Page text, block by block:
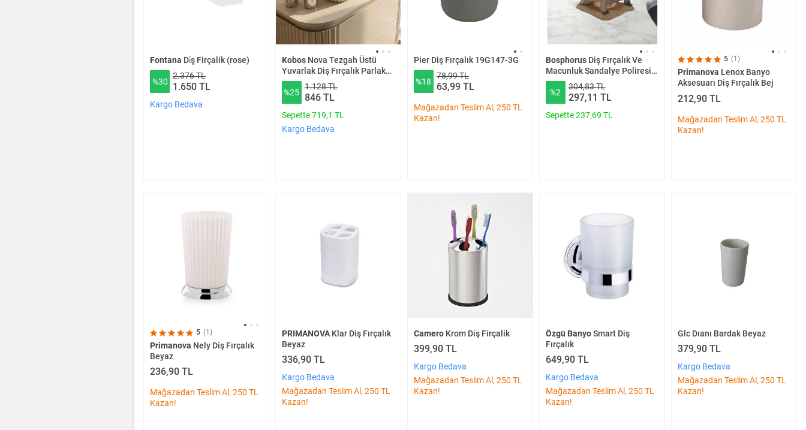
Fontana Di̇ş Firçalik (rose)
%30
2.376 TL
1.650 TL
Kargo Bedava
KobosNova Tezgah Üstü
Yuvarlak Diş Fırçalık Parlak
Krom Kbw-632cr
%25
1.128 TL
846 TL
Sepette 719,1 TL
Kargo Bedava
Pier Diş Fırçalık 19G147-3G
%18
78,99 TL
63,99 TL
Mağazadan Teslim Al, 250 TL
Kazan!
BosphorusDiş Fırçalık Ve
Macunluk Sandalye Poliresin
13x11x10cm 200ml
%2
304,83 TL
297,11 TL
Sepette 237,69 TL
5 (1)
Primanova Lenox Banyo
Aksesuarı Diş Fırçalık Bej
212,90 TL
Mağazadan Teslim Al, 250 TL
Kazan!
5 (1)
Primanova Nely Diş Fırçalık
Beyaz
236,90 TL
Mağazadan Teslim Al, 250 TL
Kazan!
PRIMANOVAKlar Diş Fırçalık
Beyaz
336,90 TL
Kargo Bedava
Mağazadan Teslim Al, 250 TL
Kazan!
CameroKrom Diş Firçalik
399,90 TL
Kargo Bedava
Mağazadan Teslim Al, 250 TL
Kazan!
Özgü BanyoSmart Diş
Fırçalık
649,90 TL
Kargo Bedava
Mağazadan Teslim Al, 250 TL
Kazan!
Glc Dıanı Bardak Beyaz
379,90 TL
Kargo Bedava
Mağazadan Teslim Al, 250 TL
Kazan!